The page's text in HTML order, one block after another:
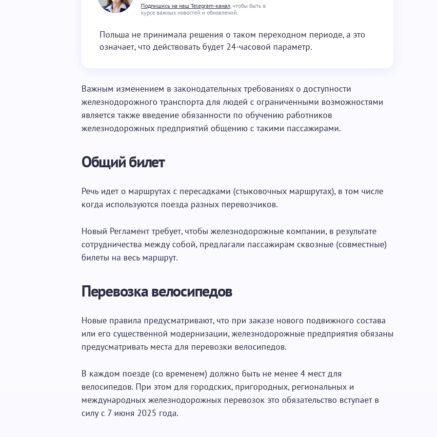
Подпишись на наш Telegram-канал, чтобы быть в
курсе важных новостей и обновлений.
Польша не принимала решения о таком переходном периоде, а это
означает, что действовать будет 24-часовой параметр.
Важным изменением в законодательных требованиях о доступности
железнодорожного транспорта для людей с ограниченными возможностями
является также введение обязанности по обучению работников
железнодорожных предприятий общению с такими пассажирами.
Общий билет
Речь идет о маршрутах с пересадками (стыковочных маршрутах), в том числе
когда используются поезда разных перевозчиков.
Новый Регламент требует, чтобы железнодорожные компании, в результате
сотрудничества между собой, предлагали пассажирам сквозные (совместные)
билеты на весь маршрут.
Перевозка велосипедов
Новые правила предусматривают, что при заказе нового подвижного состава
или его существенной модернизации, железнодорожные предприятия обязаны
предусматривать места для перевозки велосипедов.
В каждом поезде (со временем) должно быть не менее 4 мест для
велосипедов. При этом для городских, пригородных, региональных и
международных железнодорожных перевозок это обязательство вступает в
силу с 7 июня 2025 года.